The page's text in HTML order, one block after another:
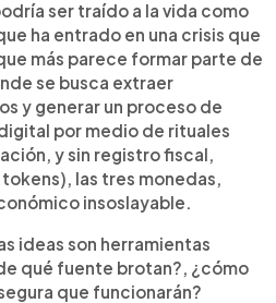
ser traído a la vida como
ha entrado en una crisis que
más parece formar parte de
se busca extraer
y generar un proceso de
por medio de rituales
y sin registro fiscal,
las tres monedas,
insoslayable.
ideas son herramientas
qué fuente brotan?, ¿cómo
que funcionarán?